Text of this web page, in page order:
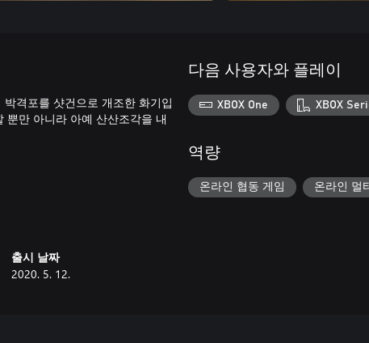
격포를 샷건으로 개조한 화기입
뿐만 아니라 아예 산산조각을 내
출시 날짜
2020. 5. 12.
다음 사용자와 플레이
XBOX One XBOX
역량
온라인 협동 게임 온라인 멀